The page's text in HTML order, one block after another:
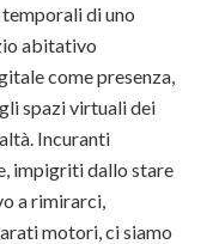
di uno
abitativo
come presenza,
spazi virtuali dei
Incuranti
impigriti dallo stare
a rimirarci,
motori, ci siamo